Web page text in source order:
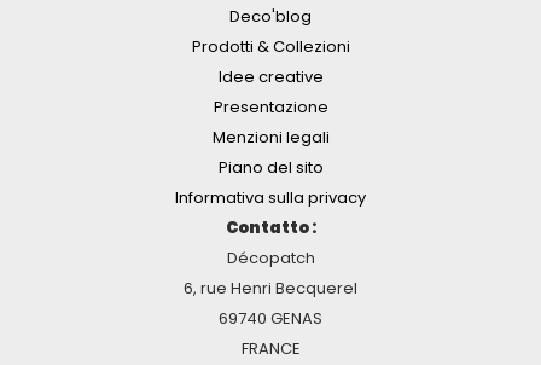
Deco'blog
Prodotti & Collezioni
Idee creative
Presentazione
Menzioni legali
Piano del sito
Informativa sulla privacy
Contatto :
Décopatch
6, rue Henri Becquerel
69740 GENAS
FRANCE